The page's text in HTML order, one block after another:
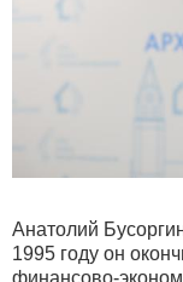
Анатолий
1995 году он
финансово-